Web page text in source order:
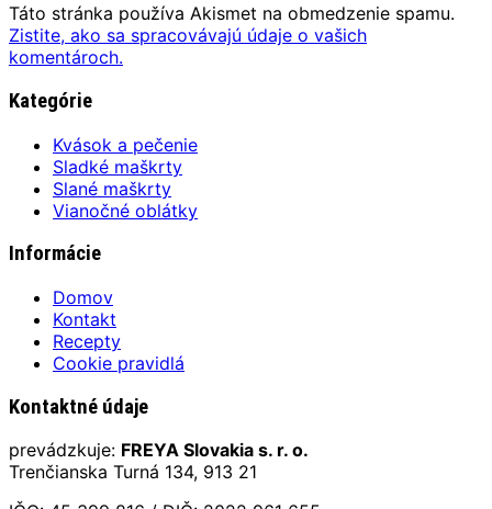
Táto stránka používa Akismet na obmedzenie spamu.
Zistite, ako sa spracovávajú údaje o vašich
komentároch.
Kategórie
Kvások a pečenie
Sladké maškrty
Slané maškrty
Vianočné oblátky
Informácie
Domov
Kontakt
Recepty
Cookie pravidlá
Kontaktné údaje
prevádzkuje: FREYA Slovakia s. r. o.
Trenčianska Turná 134, 913 21